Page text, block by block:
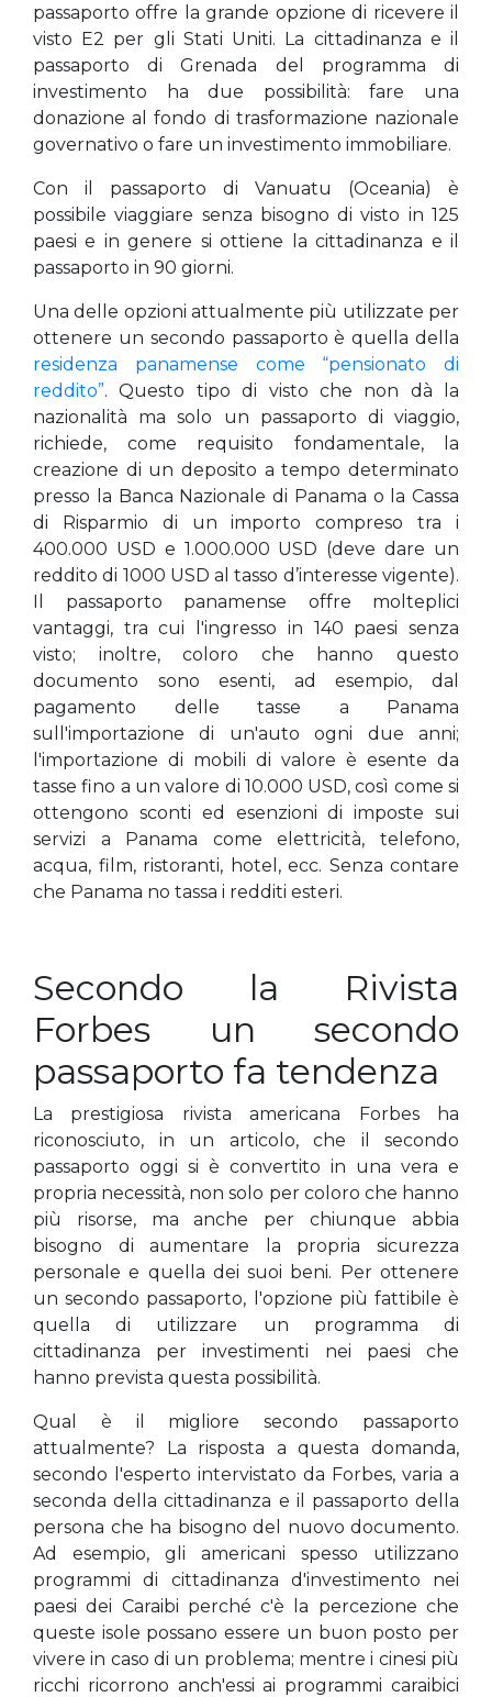
passaporto offre la grande opzione di ricevere il
visto E2 per gli Stati Uniti. La cittadinanza e il
passaporto di Grenada del programma di
investimento ha due possibilità: fare una
donazione al fondo di trasformazione nazionale
governativo o fare un investimento immobiliare.
Con il passaporto di Vanuatu (Oceania) è
possibile viaggiare senza bisogno di visto in 125
paesi e in genere si ottiene la cittadinanza e il
passaporto in 90 giorni.
Una delle opzioni attualmente più utilizzate per
ottenere un secondo passaporto è quella della
residenza panamense come “pensionato di
reddito”. Questo tipo di visto che non dà la
nazionalità ma solo un passaporto di viaggio,
richiede, come requisito fondamentale, la
creazione di un deposito a tempo determinato
presso la Banca Nazionale di Panama o la Cassa
di Risparmio di un importo compreso tra i
400.000 USD e 1.000.000 USD (deve dare un
reddito di 1000 USD al tasso d’interesse vigente).
Il passaporto panamense offre molteplici
vantaggi, tra cui l'ingresso in 140 paesi senza
visto; inoltre, coloro che hanno questo
documento sono esenti, ad esempio, dal
pagamento delle tasse a Panama
sull'importazione di un'auto ogni due anni;
l'importazione di mobili di valore è esente da
tasse fino a un valore di 10.000 USD, così come si
ottengono sconti ed esenzioni di imposte sui
servizi a Panama come elettricità, telefono,
acqua, film, ristoranti, hotel, ecc. Senza contare
che Panama no tassa i redditi esteri.
Secondo la Rivista
Forbes un secondo
passaporto fa tendenza
La prestigiosa rivista americana Forbes ha
riconosciuto, in un articolo, che il secondo
passaporto oggi si è convertito in una vera e
propria necessità, non solo per coloro che hanno
più risorse, ma anche per chiunque abbia
bisogno di aumentare la propria sicurezza
personale e quella dei suoi beni. Per ottenere
un secondo passaporto, l'opzione più fattibile è
quella di utilizzare un programma di
cittadinanza per investimenti nei paesi che
hanno prevista questa possibilità.
Qual è il migliore secondo passaporto
attualmente? La risposta a questa domanda,
secondo l'esperto intervistato da Forbes, varia a
seconda della cittadinanza e il passaporto della
persona che ha bisogno del nuovo documento.
Ad esempio, gli americani spesso utilizzano
programmi di cittadinanza d'investimento nei
paesi dei Caraibi perché c'è la percezione che
queste isole possano essere un buon posto per
vivere in caso di un problema; mentre i cinesi più
ricchi ricorrono anch'essi ai programmi caraibici